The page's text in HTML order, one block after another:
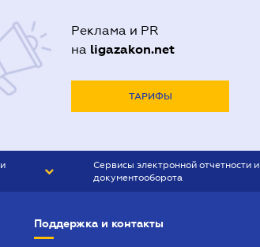
Реклама и PR
на ligazakon.net
ТАРИФЫ
Сервисы электронной отчетности и
документооборота
Поддержка и контакты